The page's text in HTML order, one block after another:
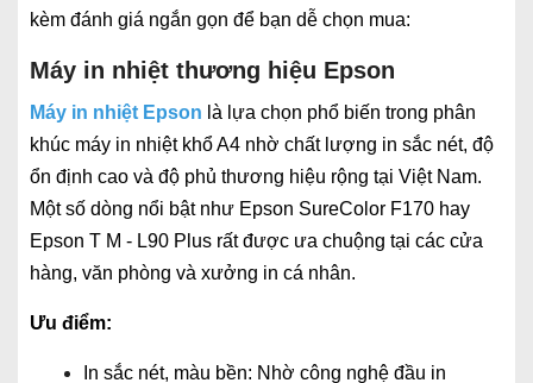
kèm đánh giá ngắn gọn để bạn dễ chọn mua:
Máy in nhiệt thương hiệu Epson
Máy in nhiệt Epson là lựa chọn phổ biến trong phân
khúc máy in nhiệt khổ A4 nhờ chất lượng in sắc nét, độ
ổn định cao và độ phủ thương hiệu rộng tại Việt Nam.
Một số dòng nổi bật như Epson SureColor F170 hay
Epson T M - L90 Plus rất được ưa chuộng tại các cửa
hàng, văn phòng và xưởng in cá nhân.
Ưu điểm:
In sắc nét, màu bền: Nhờ công nghệ đầu in